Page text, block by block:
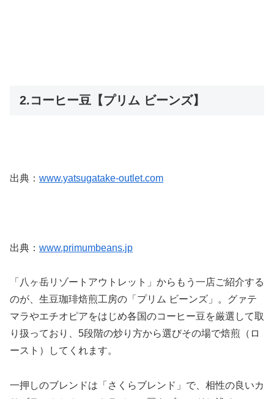
2.コーヒー豆【プリム ビーンズ】
出典： www.yatsugatake-outlet.com
出典： www.primumbeans.jp
「八ヶ岳リゾートアウトレット」からもう一店ご紹介する
のが、生豆珈琲焙煎工房の「プリム ビーンズ」。グァテ
マラやエチオピアをはじめ各国のコーヒー豆を厳選して取
り扱っており、5段階の炒り方から選びその場で焙煎（ロ
ースト）してくれます。
一押しのブレンドは「さくらブレンド」で、相性の良いカ